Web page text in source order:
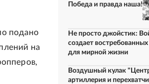
подано
на
Победа и правда наша!
Не просто джойстик:
создает
для мирной жизни
Воздушный кулак
артиллерия и